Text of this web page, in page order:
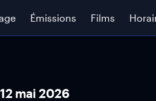
Émissions Films
mai 2026